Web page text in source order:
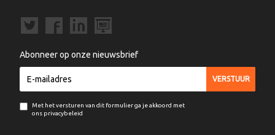
Abonneer op onze nieuwsbrief
Met het versturen van dit formulier ga je akkoord met
ons privacybeleid